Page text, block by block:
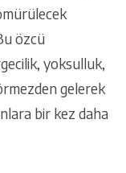
özcü
yoksulluk,
gelerek
bir kez daha